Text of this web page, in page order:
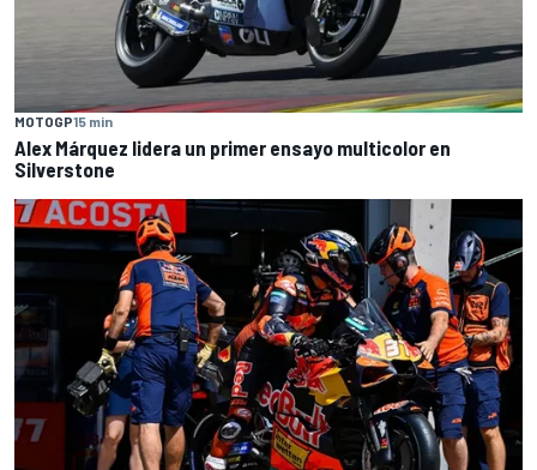
MOTOGP15 min
Alex Márquez lidera un primer ensayo multicolor en
Silverstone